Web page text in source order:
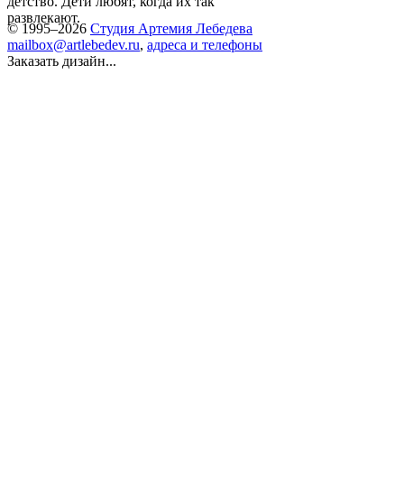
развлекают.
© 1995–2026 Студия Артемия Лебедева
mailbox@artlebedev.ru, адреса и телефоны
Заказать дизайн...